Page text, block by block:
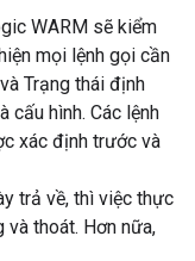
WARM sẽ kiểm
mọi lệnh gọi cần
Trạng thái định
cấu hình. Các lệnh
xác định trước và
trả về, thì việc thực
thoát. Hơn nữa,